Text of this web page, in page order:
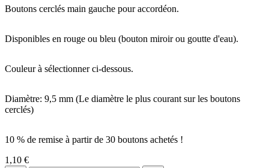
Boutons cerclés main gauche pour accordéon.
Disponibles en rouge ou bleu (bouton miroir ou goutte d'eau).
Couleur à sélectionner ci-dessous.
Diamètre: 9,5 mm (Le diamètre le plus courant sur les boutons
cerclés)
10 % de remise à partir de 30 boutons achetés !
1,10 €